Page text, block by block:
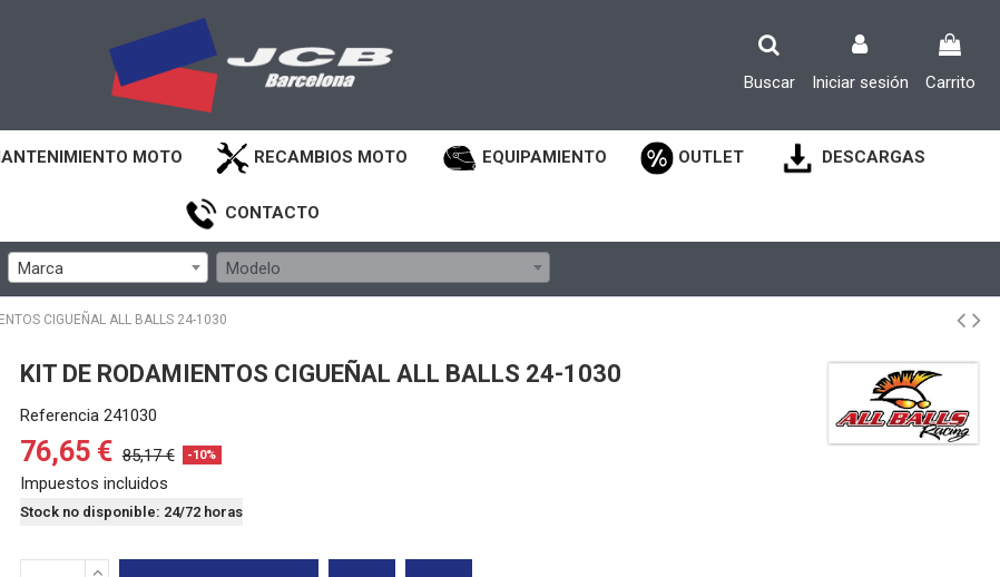
Buscar
Iniciar sesión Carrito
MOTO RECAMBIOS MOTO EQUIPAMIENTO OUTLET DESCARGAS
CONTACTO
Marca Modelo
CIGUEÑAL ALL BALLS 24-1030
KIT DE RODAMIENTOS CIGUEÑAL ALL BALLS 24-1030
Referencia 241030
76,65 € 85,17 € -10%
Impuestos incluidos
Stock no disponible: 24/72 horas